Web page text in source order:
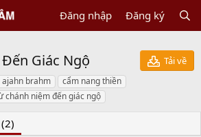
Đăng nhập Đăng ký
Giác Ngộ
Tải về
ajahn brahm
cẩm nang thiền
chánh niệm đến giác ngộ